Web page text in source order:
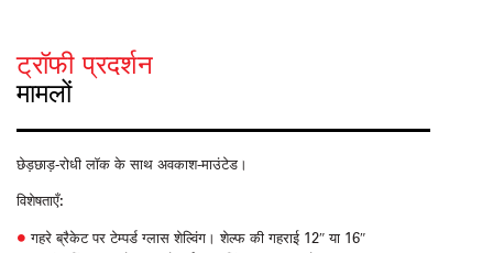
ट्रॉफी प्रदर्शन
मामलों
छेड़छाड़-रोधी लॉक के साथ अवकाश-माउंटेड।
विशेषताएँ:
गहरे ब्रैकेट पर टेम्पर्ड ग्लास शेल्विंग। शेल्फ की गहराई 12″ या 16″